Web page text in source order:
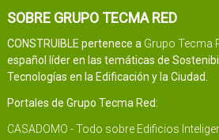
SOBRE GRUPO TECMA RED
CONSTRUIBLE pertenece a Grupo Tecma
español líder en las temáticas de
Tecnologías en la Edificación y la Ciudad.
Portales de Grupo Tecma Red:
CASADOMO - Todo sobre Edificios